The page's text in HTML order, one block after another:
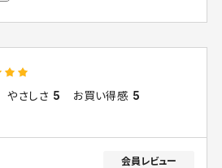
やさしさ 5 お買い得感 5